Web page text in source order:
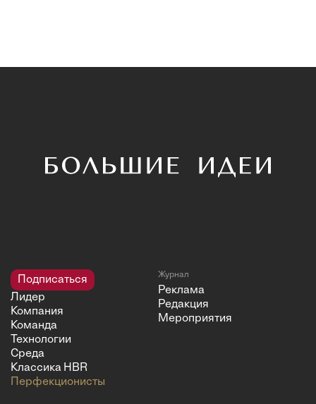
Подписаться
Лидер
Компания
Команда
Технологии
Среда
Классика HBR
Перфекционисты
Журнал
Реклама
Редакция
Мероприятия